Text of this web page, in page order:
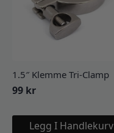
1.5″ Klemme Tri-Clamp
99 kr
Legg I Handlekurv